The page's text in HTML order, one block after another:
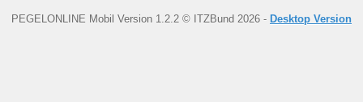
PEGELONLINE Mobil Version 1.2.2 © ITZBund 2026 - Desktop Version